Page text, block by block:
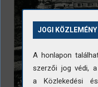
JOGI KÖZLEMÉNY
A honlapon
szerzői jog védi,
a Közlekedési